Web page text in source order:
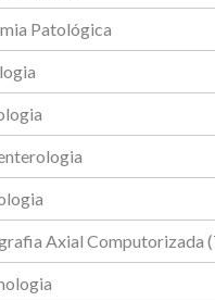
Patológica
Axial Computorizada